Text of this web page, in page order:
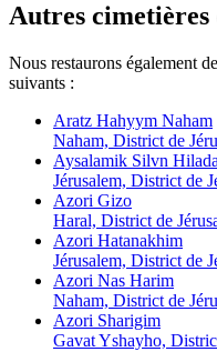
Autres cimetières
Nous restaurons également
suivants :
Aratz Hahyym Naham
Naham, District de
Aysalamik Silvn
Jérusalem, District de
Azori Gizo
Haral, District de
Azori Hatanakhim
Jérusalem, District de
Azori Nas Harim
Naham, District de
Azori Sharigim
Gavat Yshayho,